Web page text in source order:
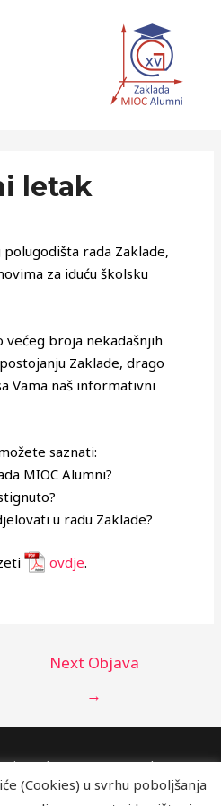
letak
rada Zaklade,
za iduću školsku
broja nekadašnjih
Zaklade, drago
Vama naš informativni
saznati:
MIOC Alumni?
u radu Zaklade?
ovdje.
Next Objava
→
Jordanovac 8, Zagreb
(Cookies) u svrhu poboljšanja